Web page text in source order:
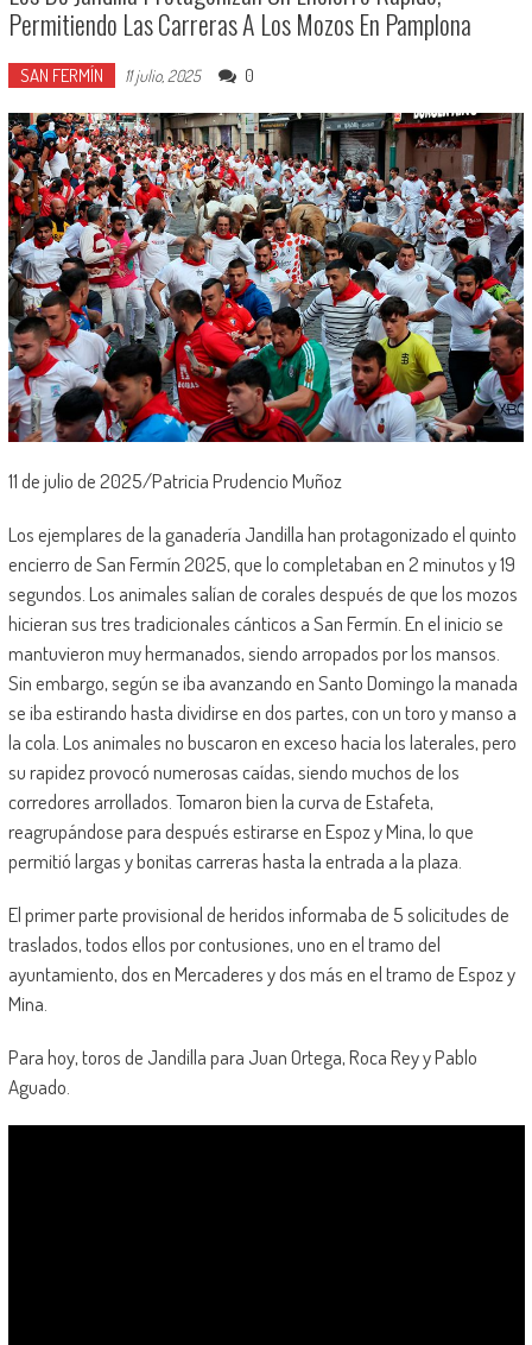
Permitiendo Las Carreras A Los Mozos En Pamplona
SAN FERMÍN 11 julio, 2025 0
11 de julio de 2025/Patricia Prudencio Muñoz
Los ejemplares de la ganadería Jandilla han protagonizado el quinto
encierro de San Fermín 2025, que lo completaban en 2 minutos y 19
segundos. Los animales salían de corales después de que los mozos
hicieran sus tres tradicionales cánticos a San Fermín. En el inicio se
mantuvieron muy hermanados, siendo arropados por los mansos.
Sin embargo, según se iba avanzando en Santo Domingo la manada
se iba estirando hasta dividirse en dos partes, con un toro y manso a
la cola. Los animales no buscaron en exceso hacia los laterales, pero
su rapidez provocó numerosas caídas, siendo muchos de los
corredores arrollados. Tomaron bien la curva de Estafeta,
reagrupándose para después estirarse en Espoz y Mina, lo que
permitió largas y bonitas carreras hasta la entrada a la plaza.
El primer parte provisional de heridos informaba de 5 solicitudes de
traslados, todos ellos por contusiones, uno en el tramo del
ayuntamiento, dos en Mercaderes y dos más en el tramo de Espoz y
Mina.
Para hoy, toros de Jandilla para Juan Ortega, Roca Rey y Pablo
Aguado.